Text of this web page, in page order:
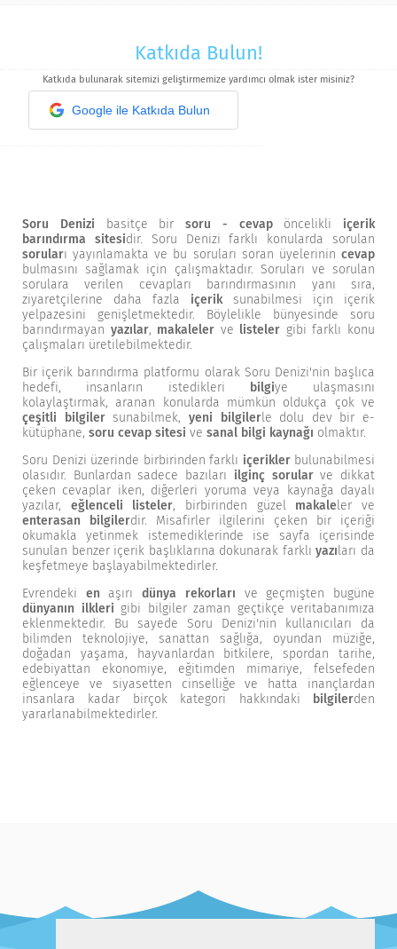
Katkıda Bulun!
Katkıda bulunarak sitemizi geliştirmemize yardımcı olmak ister misiniz?
Google ile Katkıda Bulun
Soru Denizi basitçe bir soru - cevapöncelikli içerik
barındırma sitesidir. Soru Denizi farklı konularda sorulan
soruları yayınlamakta ve bu soruları soran üyelerinin cevap
bulmasını sağlamak için çalışmaktadır. Soruları ve sorulan
sorulara verilen cevapları barındırmasının yanı sıra,
ziyaretçilerine daha fazla içeriksunabilmesi için içerik
yelpazesini genişletmektedir. Böylelikle bünyesinde soru
barındırmayan yazılar, makaleler ve listeler gibi farklı konu
çalışmaları üretilebilmektedir.
Bir içerik barındırma platformu olarak Soru Denizi'nin başlıca
hedefi, insanların istedikleri
bilgiye ulaşmasını
kolaylaştırmak, aranan konularda mümkün oldukça çok ve
çeşitli bilgilersunabilmek, yeni bilgilerle dolu dev bir e-
kütüphane, soru cevap sitesi ve sanal bilgi kaynağı olmaktır.
Soru Denizi üzerinde birbirinden farklı içeriklerbulunabilmesi
olasıdır. Bunlardan sadece bazıları ilginç sorularve dikkat
çeken cevaplar iken, diğerleri yoruma veya kaynağa dayalı
yazılar, eğlenceli listeler, birbirinden güzel makaleler ve
enterasan bilgilerdir. Misafirler ilgilerini çeken bir içeriği
okumakla yetinmek istemediklerinde ise sayfa içerisinde
sunulan benzer içerik başlıklarına dokunarak farklıyazıları da
keşfetmeye başlayabilmektedirler.
Evrendeki en aşırıdünya rekorları ve geçmişten bugüne
dünyanın ilkleri gibi bilgiler zaman geçtikçe veritabanımıza
eklenmektedir. Bu sayede Soru Denizi'nin kullanıcıları da
bilimden teknolojiye, sanattan sağlığa, oyundan müziğe,
doğadan yaşama, hayvanlardan bitkilere, spordan tarihe,
edebiyattan ekonomiye, eğitimden mimariye, felsefeden
eğlenceye ve siyasetten cinselliğe ve hatta inançlardan
insanlara kadar birçok kategori hakkındaki
bilgilerden
yararlanabilmektedirler.